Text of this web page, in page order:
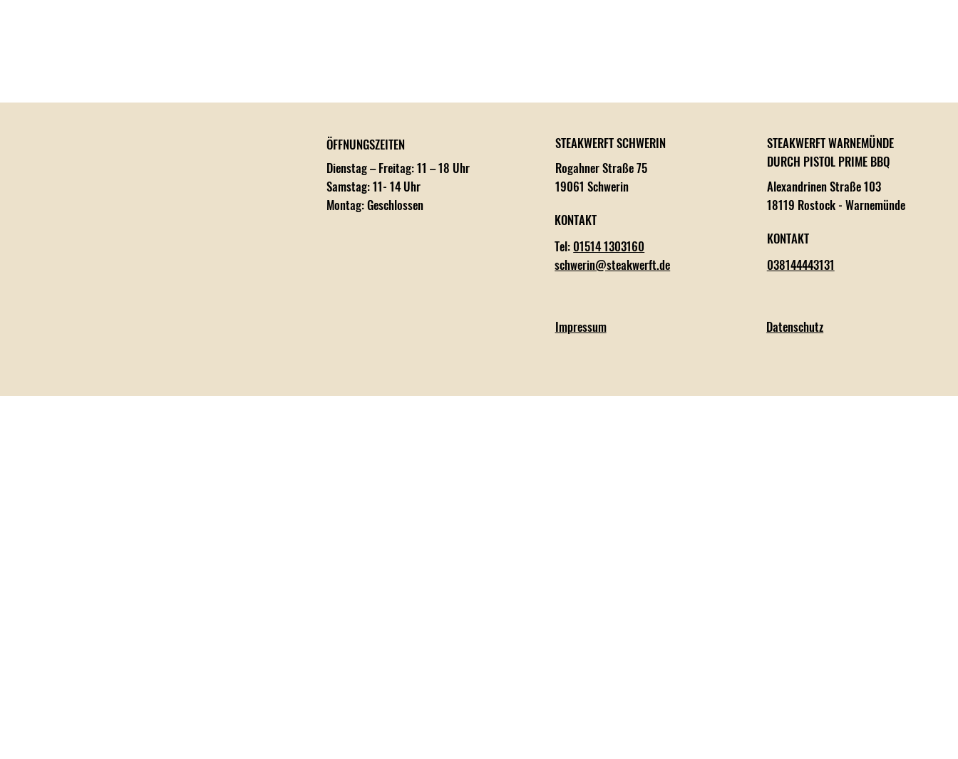
ÖFFNUNGSZEITEN
Dienstag – Freitag: 11 – 18 Uhr
Samstag: 11- 14 Uhr
Montag: Geschlossen
STEAKWERFT SCHWERIN
Rogahner Straße 75
19061 Schwerin
KONTAKT
Tel: 01514 1303160
schwerin@steakwerft.de
STEAKWERFT WARNEMÜNDE
DURCH PISTOL PRIME BBQ
Alexandrinen Straße 103
18119 Rostock - Warnemünde
KONTAKT
038144443131
Impressum Datenschutz